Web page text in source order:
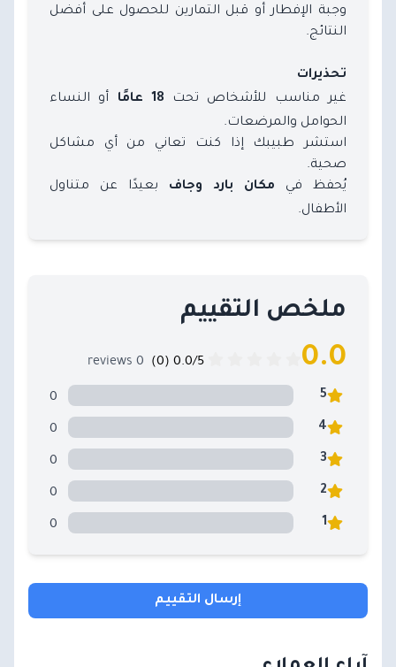
وجبة الإفطار أو قبل التمارين للحصول على أفضل
النتائج.
تحذيرات
غير مناسب للأشخاص تحت 18 عامًا
أو النساء
الحوامل والمرضعات.
استشر طبيبك إذا كنت تعاني من أي مشاكل
صحية.
يُحفظ في
مكان بارد وجاف
بعيدًا عن متناول
الأطفال.
ملخص التقييم
0.0
0 reviews
5
0
4
0
3
0
2
0
1
0
إرسال التقييم